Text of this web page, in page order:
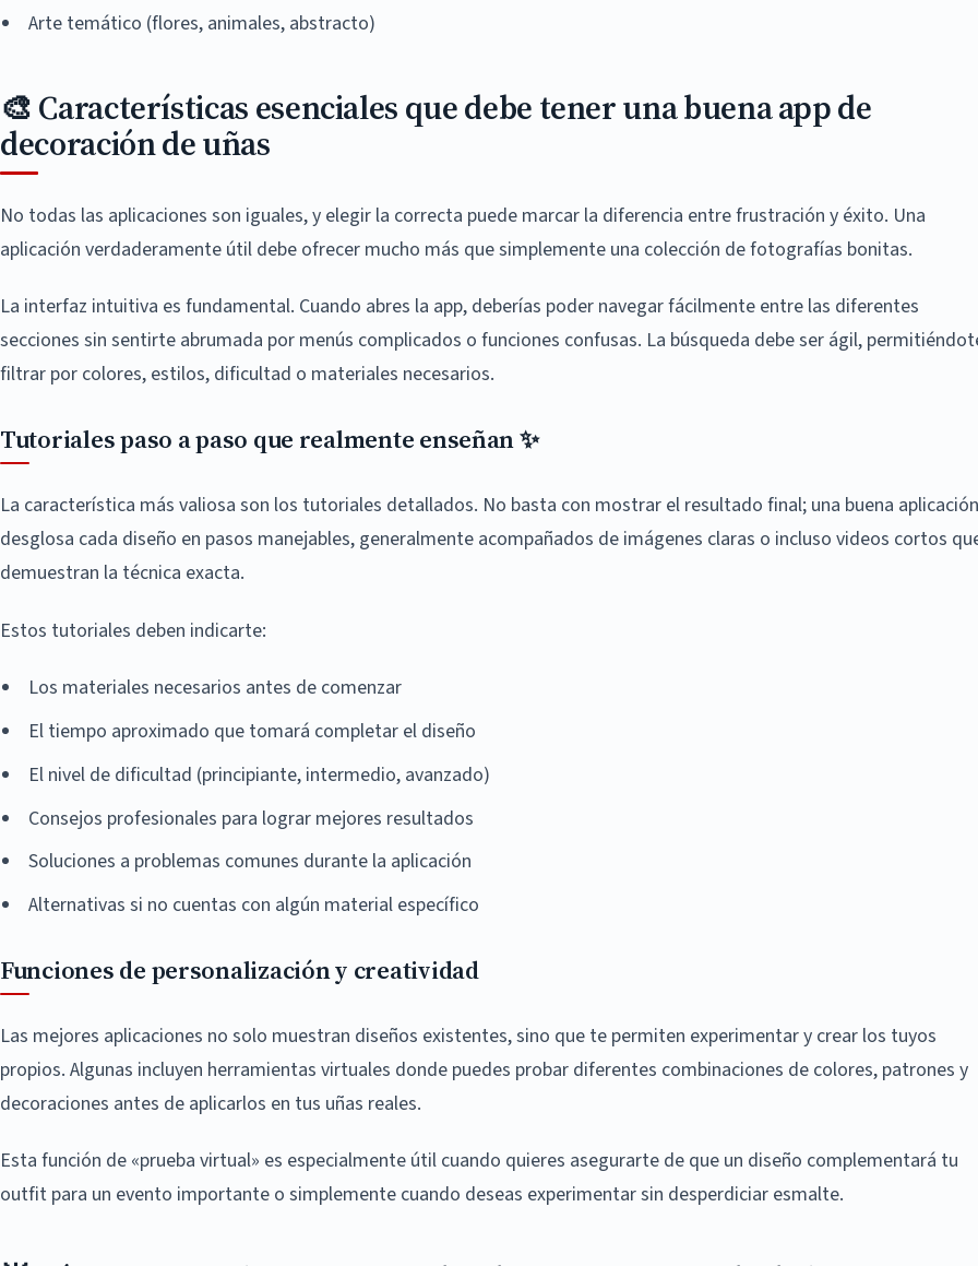
Arte temático (flores, animales, abstracto)
🎨 Características esenciales que debe tener una buena app de
decoración de uñas
No todas las aplicaciones son iguales, y elegir la correcta puede marcar la diferencia entre frustración y éxito. Una
aplicación verdaderamente útil debe ofrecer mucho más que simplemente una colección de fotografías bonitas.
La interfaz intuitiva es fundamental. Cuando abres la app, deberías poder navegar fácilmente entre las diferentes
secciones sin sentirte abrumada por menús complicados o funciones confusas. La búsqueda debe ser ágil,
filtrar por colores, estilos, dificultad o materiales necesarios.
Tutoriales paso a paso que realmente enseñan ✨
La característica más valiosa son los tutoriales detallados. No basta con mostrar el resultado final; una buena aplicación
desglosa cada diseño en pasos manejables, generalmente acompañados de imágenes claras o incluso videos cortos
demuestran la técnica exacta.
Estos tutoriales deben indicarte:
Los materiales necesarios antes de comenzar
El tiempo aproximado que tomará completar el diseño
El nivel de dificultad (principiante, intermedio, avanzado)
Consejos profesionales para lograr mejores resultados
Soluciones a problemas comunes durante la aplicación
Alternativas si no cuentas con algún material específico
Funciones de personalización y creatividad
Las mejores aplicaciones no solo muestran diseños existentes, sino que te permiten experimentar y crear los tuyos
propios. Algunas incluyen herramientas virtuales donde puedes probar diferentes combinaciones de colores, patrones y
decoraciones antes de aplicarlos en tus uñas reales.
Esta función de «prueba virtual» es especialmente útil cuando quieres asegurarte de que un diseño complementará tu
outfit para un evento importante o simplemente cuando deseas experimentar sin desperdiciar esmalte.